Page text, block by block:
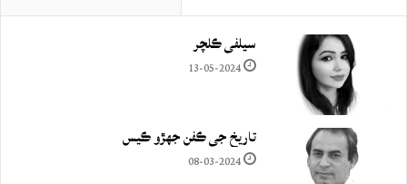
سيلفي ڪلچر
13-05-2024
تاريخ جي ڪفن جھڙو ڪيس
08-03-2024